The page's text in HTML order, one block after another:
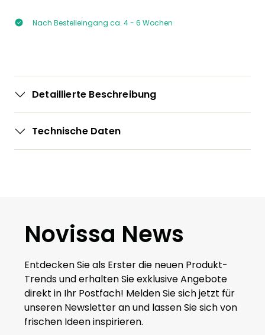
Nach Bestelleingang ca. 4 - 6 Wochen
Detaillierte Beschreibung
Technische Daten
Novissa News
Entdecken Sie als Erster die neuen Produkt-
Trends und erhalten Sie exklusive Angebote
direkt in Ihr Postfach! Melden Sie sich jetzt für
unseren Newsletter an und lassen Sie sich von
frischen Ideen inspirieren.